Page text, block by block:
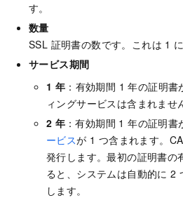
す。
数量
SSL 証明書の数です。これは 1
サービス期間
1 年 ：有効期間 1 年の証明
ィングサービスは含まれませ
2 年 ：有効期間 1 年の証明書
ービスが 1 つ含まれます。
発行します。最初の証明書の
ると、システムは自動的に 2
します。